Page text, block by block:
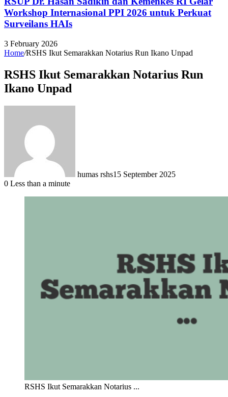
Workshop Internasional PPI 2026 untuk Perkuat
Surveilans HAIs
3 February 2026
Home/RSHS Ikut Semarakkan Notarius Run Ikano Unpad
RSHS Ikut Semarakkan Notarius Run
Ikano Unpad
humas rshs15 September 2025
0 Less than a minute
RSHS Ikut Semarakkan Notarius ...